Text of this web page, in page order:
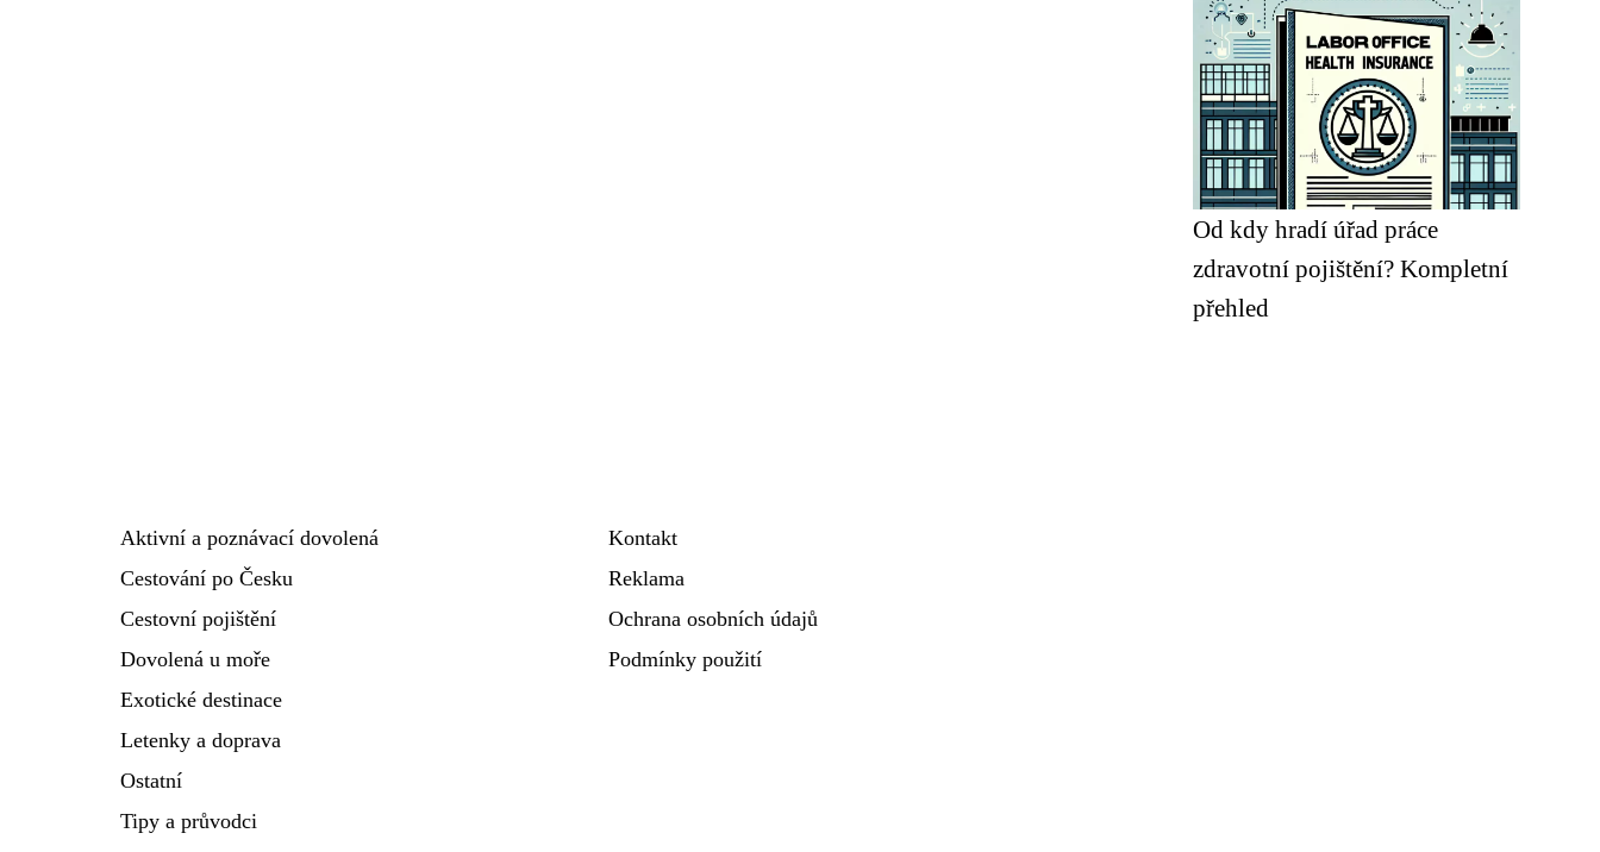
Od kdy hradí úřad práce
zdravotní pojištění? Kompletní
přehled
Aktivní a poznávací dovolená
Cestování po Česku
Cestovní pojištění
Dovolená u moře
Exotické destinace
Letenky a doprava
Ostatní
Tipy a průvodci
Kontakt
Reklama
Ochrana osobních údajů
Podmínky použití